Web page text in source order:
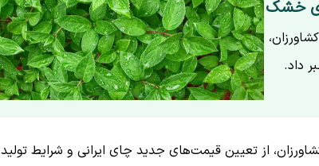
خشک
داد.
از تعیین قیمت‌های جدید چای ایرانی و شرایط